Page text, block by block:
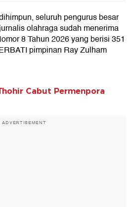
seluruh pengurus besar
olahraga sudah menerima
8 Tahun 2026 yang berisi 351
pimpinan Ray Zulham
Cabut Permenpora
ADVERTISEMENT